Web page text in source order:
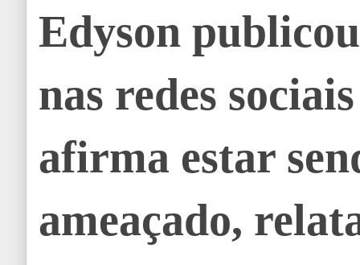
Edyson
nas redes
afirma estar
ameaçado,